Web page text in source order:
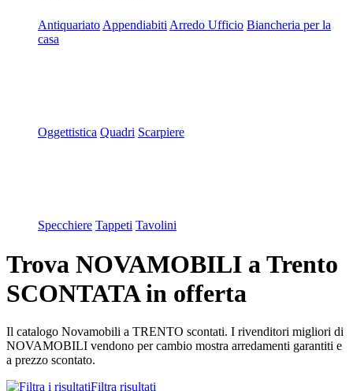
Antiquariato Appendiabiti Arredo Ufficio Biancheria per la
casa
Oggettistica Quadri Scarpiere
Specchiere Tappeti Tavolini
Trova NOVAMOBILI a Trento
SCONTATA in offerta
Il catalogo Novamobili a TRENTO scontati. I rivenditori migliori di
NOVAMOBILI vendono per cambio mostra arredamenti garantiti e
a prezzo scontato.
Filtra risultati